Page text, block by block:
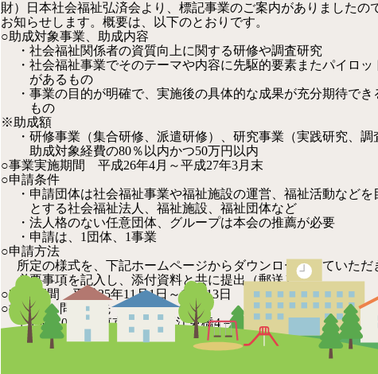
財）日本社会福祉弘済会より、標記事業のご案内がありましたの
お知らせします。概要は、以下のとおりです。
○助成対象事業、助成内容
・社会福祉関係者の資質向上に関する研修や調査研究
・社会福祉事業でそのテーマや内容に先駆的要素またパイロッ
があるもの
・事業の目的が明確で、実施後の具体的な成果が充分期待でき
もの
※助成額
・研修事業（集合研修、派遣研修）、研究事業（実践研究、調
助成対象経費の80％以内かつ50万円以内
○事業実施期間 平成26年4月～平成27年3月末
○申請条件
・申請団体は社会福祉事業や福祉施設の運営、福祉活動などを
とする社会福祉法人、福祉施設、福祉団体など
・法人格のない任意団体、グループは本会の推薦が必要
・申請は、1団体、1事業
○申請方法
所定の様式を、下記ホームページからダウンロードしていただ
必要事項を記入し、添付資料と共に提出（郵送）
○申請期間 平成25年11月1日～12月13日
○提出先・問合せ先
〒130－0022 東京都墨田区江東橋4－24－3
公益財団法人日本社会福祉弘済会 助成事業係
tel ： 03－3846－2172